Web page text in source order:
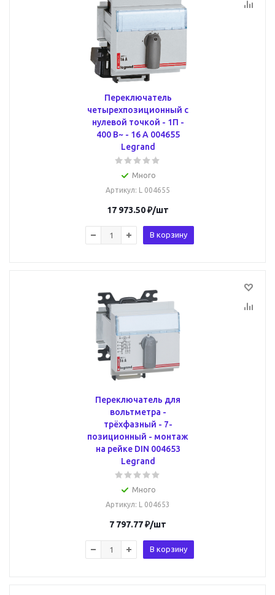
Переключатель
четырехпозиционный с
нулевой точкой - 1П -
400 В~ - 16 А 004655
Legrand
Много
Артикул: L 004655
17 973.50₽/шт
В корзину
Переключатель для
вольтметра -
трёхфазный - 7-
позиционный - монтаж
на рейке DIN 004653
Legrand
Много
Артикул: L 004653
7 797.77₽/шт
В корзину